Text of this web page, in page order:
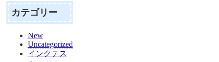
カテゴリー
New
Uncategorized
インクテス